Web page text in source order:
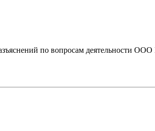
по вопросам деятельности